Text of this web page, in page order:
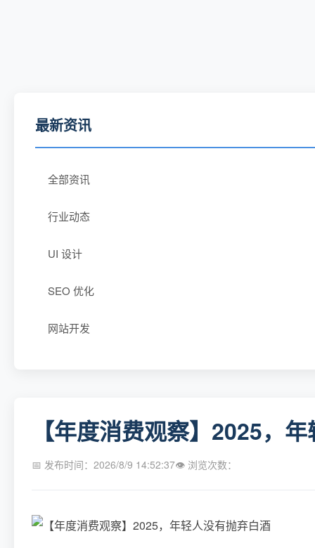
最新资讯
全部资讯
行业动态
UI 设计
SEO 优化
网站开发
【年度消费观察】2025，
📅 发布时间：2026/8/9 14:52:37👁 浏览次数：